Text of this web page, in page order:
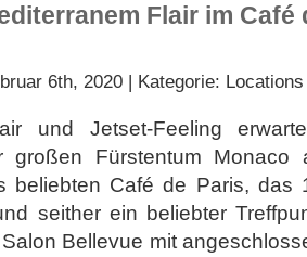
Flair im Café
6th, 2020 | Kategorie: Locations
und Jetset-Feeling
großen Fürstentum
beliebten Café de Paris, das
seither ein beliebter
Bellevue mit